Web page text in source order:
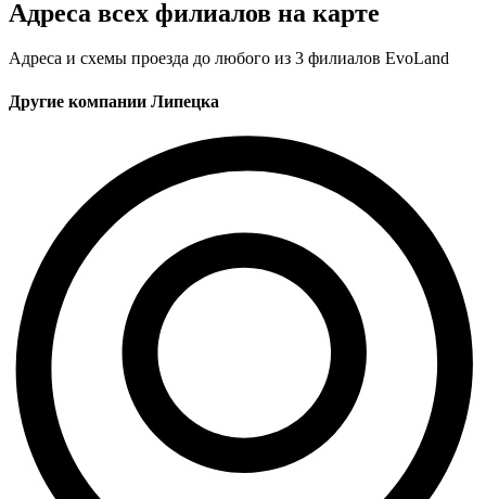
Адреса всех филиалов на карте
Адреса и схемы проезда до любого из 3 филиалов EvoLand
Другие компании Липецка